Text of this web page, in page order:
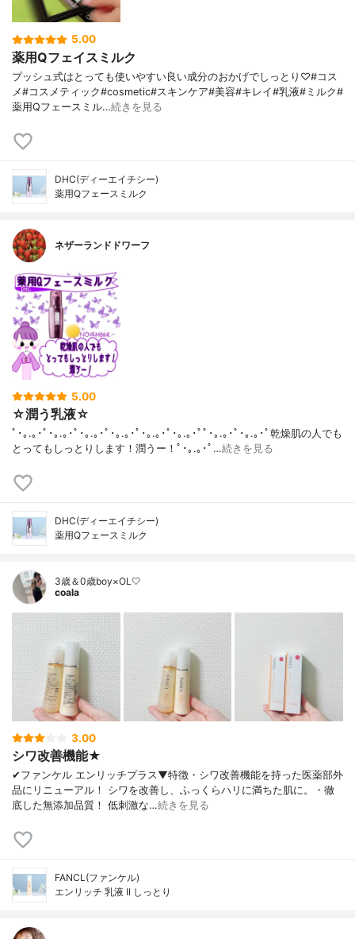
5.00
薬用Qフェイスミルク
プッシュ式はとっても使いやすい良い成分のおかげでしっとり♡#コス
メ#コスメティック#cosmetic#スキンケア#美容#キレイ#乳液#ミルク#
薬用Qフェースミル…続きを見る
DHC(ディーエイチシー)
薬用Qフェースミルク
ネザーランドドワーフ
5.00
☆潤う乳液☆
ﾟ･｡.｡･ﾟ･｡.｡･ﾟ･｡.｡･ﾟ･｡.｡･ﾟ･｡.｡･ﾟ･｡.｡･ﾟﾟ･｡.｡･ﾟ･｡.｡･ﾟ乾燥肌の人でも
とってもしっとりします！潤うー！ﾟ･｡.｡･ﾟ…続きを見る
DHC(ディーエイチシー)
薬用Qフェースミルク
3歳＆0歳boy×OL🤍
coala
3.00
シワ改善機能★
✔︎ファンケル エンリッチプラス▼特徴・シワ改善機能を持った医薬部外
品にリニューアル！ シワを改善し、ふっくらハリに満ちた肌に。・徹
底した無添加品質！ 低刺激な…続きを見る
FANCL(ファンケル)
エンリッチ 乳液 II しっとり